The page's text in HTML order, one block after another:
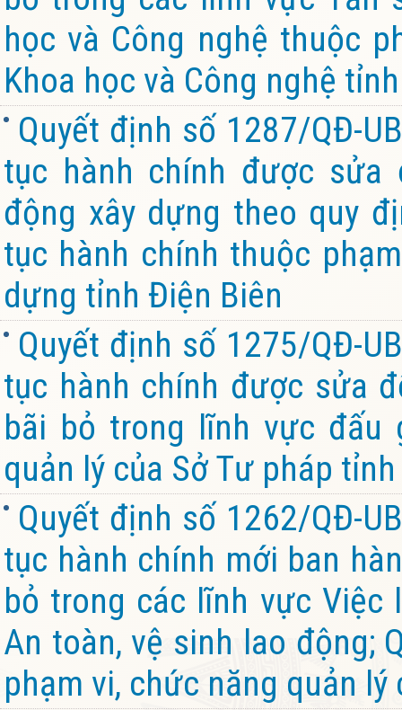
học và Công nghệ thuộc
Khoa học và Công nghệ
Quyết định số 1287/QĐ-
tục hành chính được
động xây dựng theo quy
tục hành chính thuộc
dựng tỉnh Điện Biên
Quyết định số 1275/QĐ-
tục hành chính được sửa
bãi bỏ trong lĩnh vực đấu
quản lý của Sở Tư pháp
Quyết định số 1262/QĐ-
tục hành chính mới ban
bỏ trong các lĩnh vực Việc
An toàn, vệ sinh lao động;
phạm vi, chức năng quản